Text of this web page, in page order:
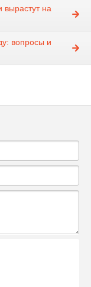
на
вопросы и